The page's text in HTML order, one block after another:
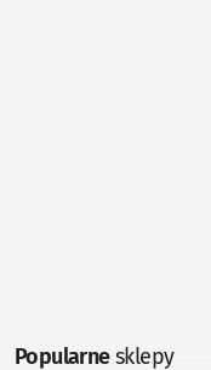
Popularnesklepy